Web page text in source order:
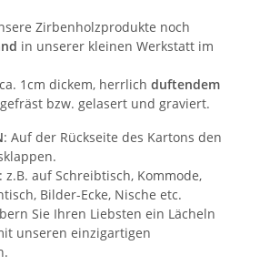
Zirbenholzprodukte noch
in unserer kleinen Werkstatt im
1cm dickem, herrlich duftendem
gefräst bzw. gelasert und graviert.
: Auf der Rückseite des Kartons den
: z.B. auf Schreibtisch, Kommode,
Bilder-Ecke, Nische etc.
Sie Ihren Liebsten ein Lächeln
unseren einzigartigen